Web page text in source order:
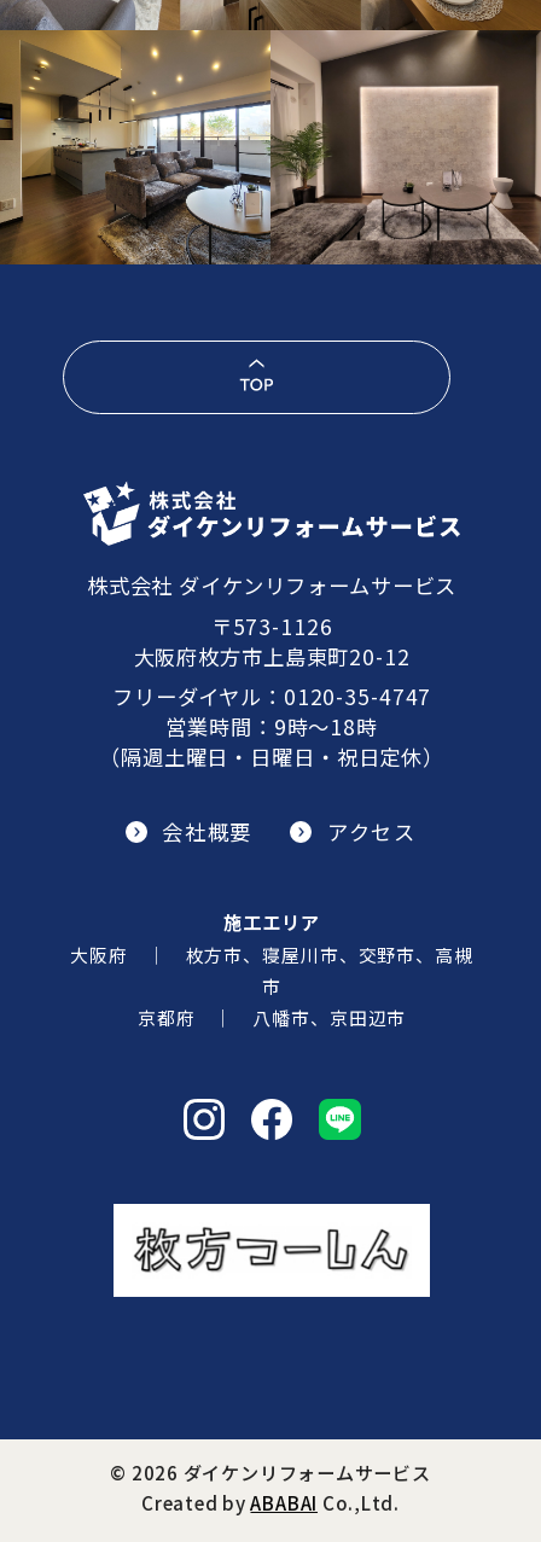
株式会社 ダイケンリフォームサービス
〒573-1126
大阪府枚方市上島東町20-12
フリーダイヤル： 0120-35-4747
営業時間：9時～18時
（隔週土曜日・日曜日・祝日定休）
会社概要 アクセス
施工エリア
大阪府 ｜ 枚方市、寝屋川市、交野市、高槻
市
京都府 ｜ 八幡市、京田辺市
© 2026 ダイケンリフォームサービス
Created byABABAI Co.,Ltd.